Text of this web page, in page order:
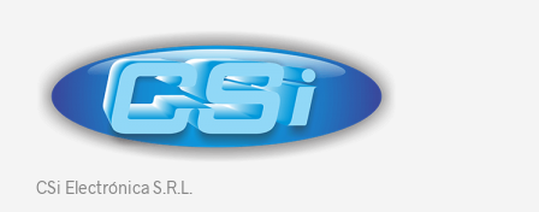
CSi Electrónica S.R.L.